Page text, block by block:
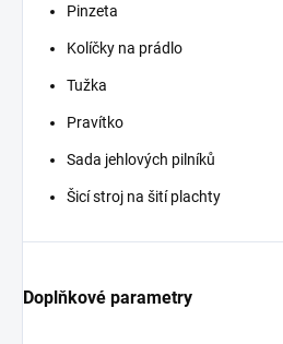
Pinzeta
Kolíčky na prádlo
Tužka
Pravítko
Sada jehlových pilníků
Šicí stroj na šití plachty
Doplňkové parametry